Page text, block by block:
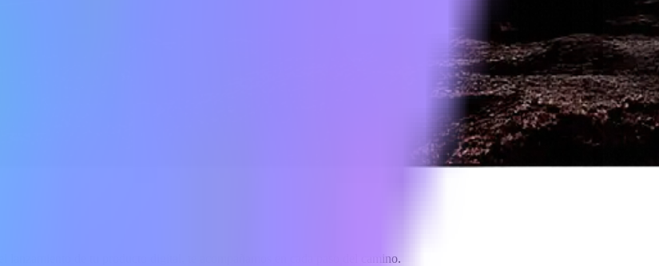
lanzamiento de tu producto digital, te acompañamos en cada paso del camino.